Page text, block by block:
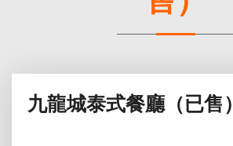
九龍城泰式餐廳（已售）